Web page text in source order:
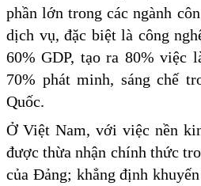
phần lớn trong các ngành
dịch vụ, đặc biệt là công
60% GDP, tạo ra 80% việc
70% phát minh, sáng chế
Quốc.
Ở Việt Nam, với việc nền
được thừa nhận chính thức
của Đảng; khẳng định